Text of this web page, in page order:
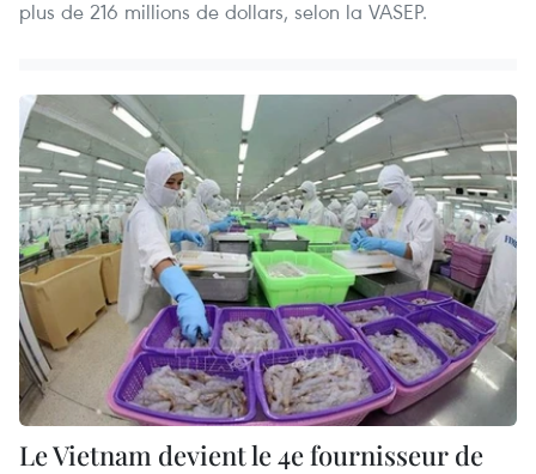
plus de 216 millions de dollars, selon la VASEP.
Le Vietnam devient le 4e fournisseur de